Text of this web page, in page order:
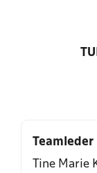
Teamleder
Tine Marie